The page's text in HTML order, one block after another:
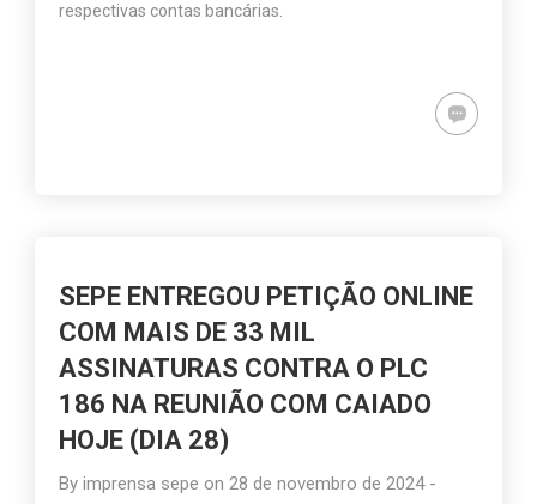
respectivas contas bancárias.
SEPE ENTREGOU PETIÇÃO ONLINE
COM MAIS DE 33 MIL
ASSINATURAS CONTRA O PLC
186 NA REUNIÃO COM CAIADO
HOJE (DIA 28)
Byimprensa sepe on28 de novembro de 2024 -